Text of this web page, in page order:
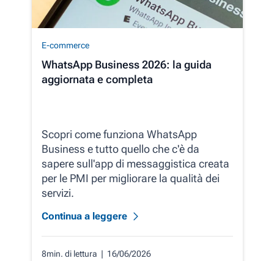
E-commerce
WhatsApp Business 2026: la guida
aggiornata e completa
Scopri come funziona WhatsApp
Business e tutto quello che c'è da
sapere sull'app di messaggistica creata
per le PMI per migliorare la qualità dei
servizi.
Continua a leggere
8min. di lettura | 16/06/2026